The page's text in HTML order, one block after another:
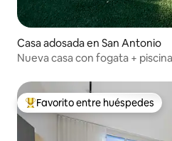
Casa adosada en San Antonio
Nueva casa con fogata +
Favorito entre huéspedes
Favorito entre huéspedes